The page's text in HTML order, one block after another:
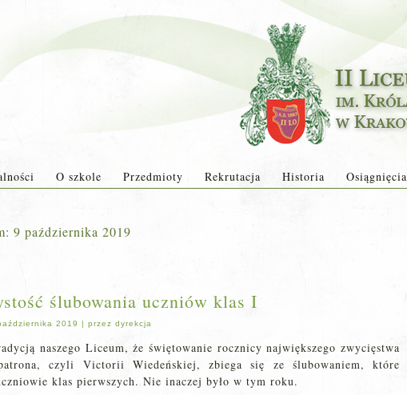
O szkole Przedmioty Rekrutacja Historia Osiągnięcia
9 października 2019
ślubowania uczniów klas I
2019 | przez dyrekcja
naszego Liceum, że świętowanie rocznicy największego zwycięstwa
czyli Victorii Wiedeńskiej, zbiega się ze ślubowaniem, które
klas pierwszych. Nie inaczej było w tym roku.